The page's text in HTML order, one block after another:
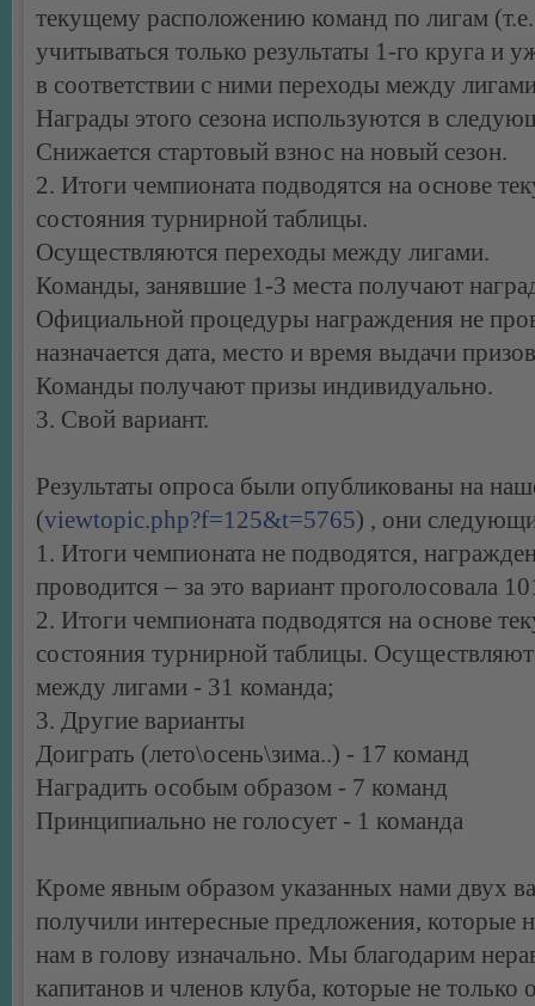
текущему расположению команд по лигам
учитываться только результаты 1-го круга и
в соответствии с ними переходы между
Награды этого сезона используются в
Снижается стартовый взнос на новый сезон.
2. Итоги чемпионата подводятся на основе
состояния турнирной таблицы.
Осуществляются переходы между лигами.
Команды, занявшие 1-3 места получают
Официальной процедуры награждения не
назначается дата, место и время выдачи
Команды получают призы индивидуально.
3. Свой вариант.
Результаты опроса были опубликованы на
(viewtopic.php?f=125&t=5765) , они
1. Итоги чемпионата не подводятся,
проводится – за это вариант проголосовала
2. Итоги чемпионата подводятся на основе
состояния турнирной таблицы.
между лигами - 31 команда;
3. Другие варианты
Доиграть (лето\осень\зима..) - 17 команд
Наградить особым образом - 7 команд
Принципиально не голосует - 1 команда
Кроме явным образом указанных нами двух
получили интересные предложения, которые
нам в голову изначально. Мы благодарим
капитанов и членов клуба, которые не только